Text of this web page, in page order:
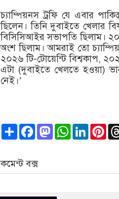
চ্যাম্পিয়নস ট্রফি যে এবার
ছিলেন। তিনি দুবাইতে খেলার
বিসিসিআইর সভাপতি ছিলাম।
অংশ ছিলাম। আমরাই তো
২০২৬ টি-টোয়েন্টি বিশ্বকাপ,
এটা (দুবাইতে খেলতে হওয়া)
নেই।’
ShareFacebook
Mastodon
WhatsApp
কমেন্ট বক্স